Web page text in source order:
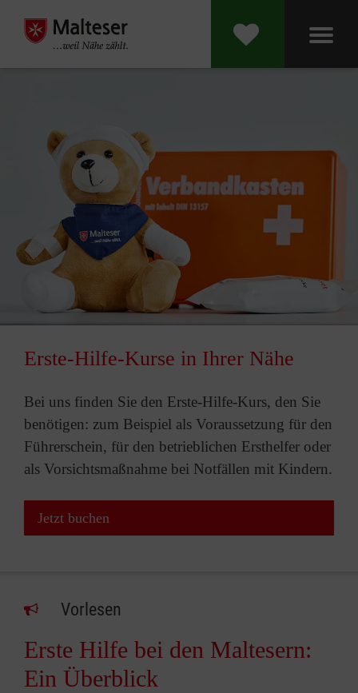
Erste-Hilfe-Kurse in Ihrer Nähe
Bei uns finden Sie den Erste-Hilfe-Kurs, den Sie
benötigen: zum Beispiel als Voraussetzung für den
Führerschein, für den betrieblichen Ersthelfer oder
als Vorsichtsmaßnahme bei Notfällen mit Kindern.
Jetzt buchen
Vorlesen
Erste Hilfe bei den Maltesern:
Ein Überblick